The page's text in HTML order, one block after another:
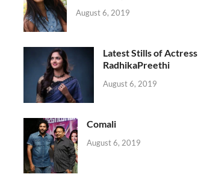
August 6, 2019
Latest Stills of Actress
RadhikaPreethi
August 6, 2019
Comali
August 6, 2019